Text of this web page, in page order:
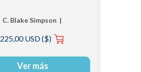
C. Blake Simpson |
225,00 USD ($)
Ver más